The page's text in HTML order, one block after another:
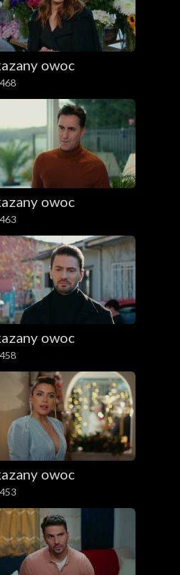
owoc
owoc
owoc
owoc